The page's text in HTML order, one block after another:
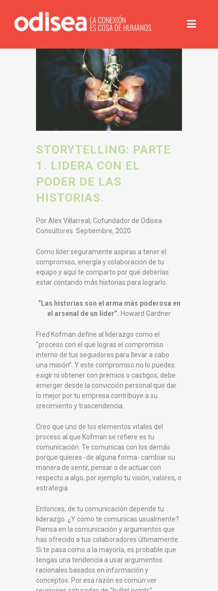
STORYTELLING: PARTE
1. LIDERA CON EL
PODER DE LAS
HISTORIAS.
Por Alex Villarreal, Cofundador de Odisea
Consultores. Septiembre, 2020
Como líder seguramente aspiras a tener el
compromiso, energía y colaboración de tu
equipo y aquí te comparto por qué deberías
estar contando más historias para lograrlo.
“Las historias son el arma más poderosa en
el arsenal de un líder”. Howard Gardner
Fred Kofman define al liderazgo como el
“proceso con el que logras el compromiso
interno de tus seguidores para llevar a cabo
una misión”. Y este compromiso no lo puedes
exigir ni obtener con premios o castigos, debe
emerger desde la convicción personal que dar
lo mejor por tu empresa contribuye a su
crecimiento y trascendencia.
Creo que uno de los elementos vitales del
proceso al que Kofman se refiere es tu
comunicación. Te comunicas con los demás
porque quieres -de alguna forma- cambiar su
manera de sentir, pensar o de actuar con
respecto a algo, por ejemplo tu visión, valores, o
estrategia.
Entonces, de tu comunicación depende tu
liderazgo. ¿Y cómo te comunicas usualmente?
Piensa en la comunicación y argumentos que
has ofrecido a tus colaboradores últimamente.
Si te pasa como a la mayoría, es probable que
tengas una tendencia a usar argumentos
racionales basados en información y
conceptos. Por esa razón es común ver